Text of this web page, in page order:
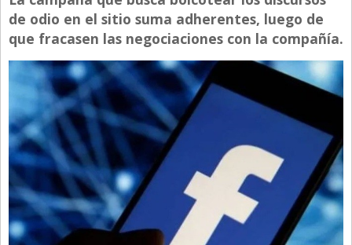
Con Estilo
De Bolsillo
Diarios de Argentina
Diarios del Mundo
Directivos
Ecología y Ambiente
Economía
El Experto
El Innovador
de odio en el sitio suma adherentes, luego de
que fracasen las negociaciones con la compañía.